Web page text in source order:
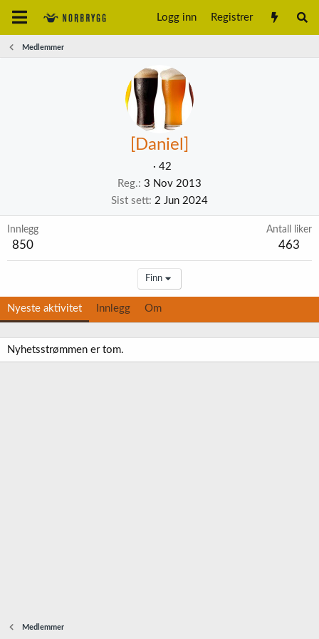
Logg inn Registrer
Medlemmer
[Daniel]
· 42
Reg. 3 Nov 2013
Sist sett 2 Jun 2024
Innlegg
850
Antall liker
463
Finn
Nyeste aktivitet Innlegg Om
Nyhetsstrømmen er tom.
Medlemmer